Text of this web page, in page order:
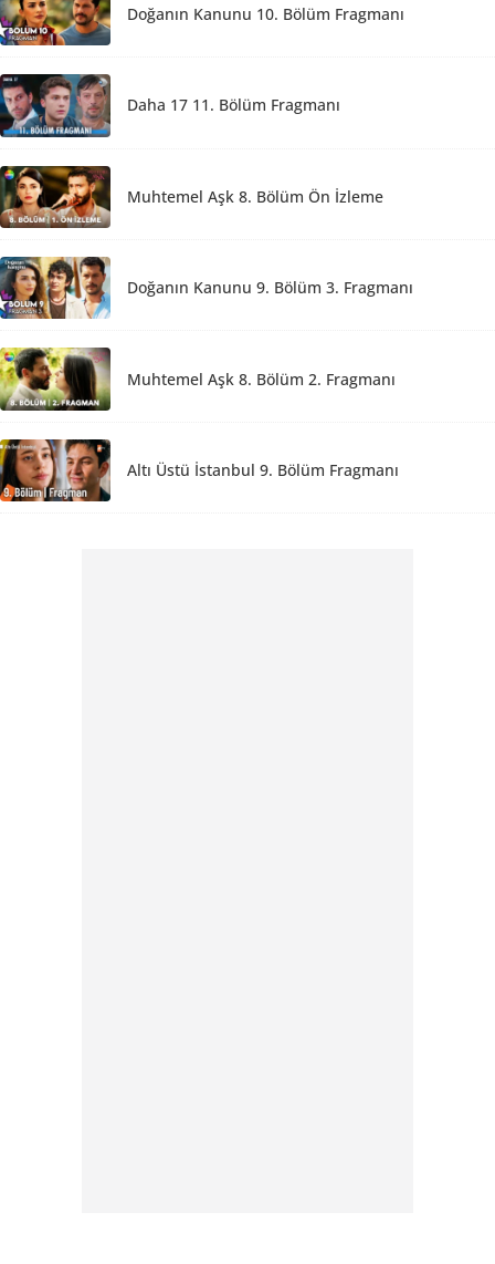
Doğanın Kanunu 10. Bölüm Fragmanı
Daha 17 11. Bölüm Fragmanı
Muhtemel Aşk 8. Bölüm Ön İzleme
Doğanın Kanunu 9. Bölüm 3. Fragmanı
Muhtemel Aşk 8. Bölüm 2. Fragmanı
Altı Üstü İstanbul 9. Bölüm Fragmanı